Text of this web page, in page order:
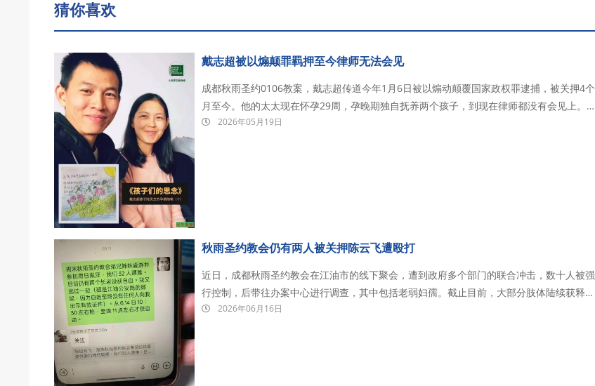
猜你喜欢
戴志超被以煽颠罪羁押至今律师无法会见
成都秋雨圣约0106教案，戴志超传道今年1月6日被以煽动颠覆国家政权罪逮捕，被关押4个
月至今。他的太太现在怀孕29周，孕晚期独自抚养两个孩子，到现在律师都没有会见上。
其目前被关押在德阳看守所。 戴志超，成都秋雨圣约教会传道人。 2026年1月6日，在教会
2026年05月19日
秋雨圣约教会仍有两人被关押陈云飞遭殴打
近日，成都秋雨圣约教会在江油市的线下聚会，遭到政府多个部门的联合冲击，数十人被强
行控制，后带往办案中心进行调查，其中包括老弱妇孺。截止目前，大部分肢体陆续获释回
家，除晏鸿长老和吴五清长老外。其中，陈云飞弟兄在被关押期间遭到殴打和虐待。 2026
2026年06月16日